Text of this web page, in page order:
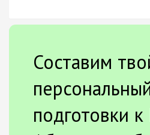
Составим
подготовки к